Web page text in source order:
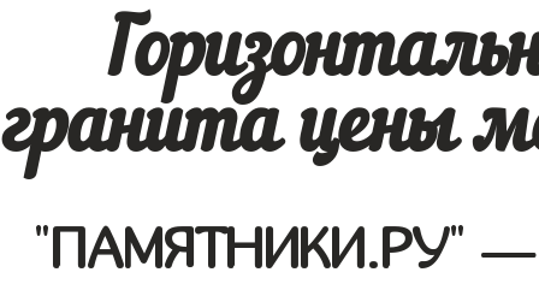
гранита цены
"ПАМЯТНИКИ.РУ" —